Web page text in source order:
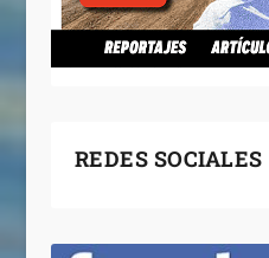
REDES SOCIALES